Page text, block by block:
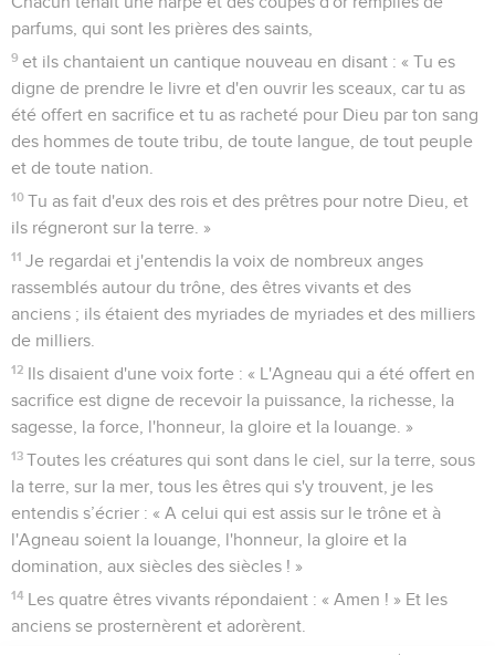
parfums, qui sont les prières des saints,
9 et ils chantaient un cantique nouveau en disant : « Tu es
digne de prendre le livre et d'en ouvrir les sceaux, car tu as
été offert en sacrifice et tu as racheté pour Dieu par ton sang
des hommes de toute tribu, de toute langue, de tout peuple
et de toute nation.
10 Tu as fait d'eux des rois et des prêtres pour notre Dieu, et
ils régneront sur la terre. »
11 Je regardai et j'entendis la voix de nombreux anges
rassemblés autour du trône, des êtres vivants et des
anciens ; ils étaient des myriades de myriades et des milliers
de milliers.
12 Ils disaient d'une voix forte : « L'Agneau qui a été offert en
sacrifice est digne de recevoir la puissance, la richesse, la
sagesse, la force, l'honneur, la gloire et la louange. »
13 Toutes les créatures qui sont dans le ciel, sur la terre, sous
la terre, sur la mer, tous les êtres qui s'y trouvent, je les
entendis s’écrier : « A celui qui est assis sur le trône et à
l'Agneau soient la louange, l'honneur, la gloire et la
domination, aux siècles des siècles ! »
14 Les quatre êtres vivants répondaient : « Amen ! » Et les
anciens se prosternèrent et adorèrent.